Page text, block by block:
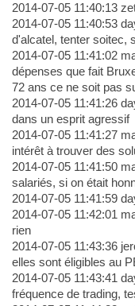
2014-07-05 11:40:13
2014-07-05 11:40:53
d'alcatel, tenter soitec,
2014-07-05 11:41:02
dépenses que fait
72 ans ce ne soit pas
2014-07-05 11:41:26
dans un esprit agressif
2014-07-05 11:41:27
intérêt à trouver des
2014-07-05 11:41:50
salariés, si on était
2014-07-05 11:41:59
2014-07-05 11:42:01
rien
2014-07-05 11:43:36
elles sont éligibles au
2014-07-05 11:43:41
fréquence de trading,